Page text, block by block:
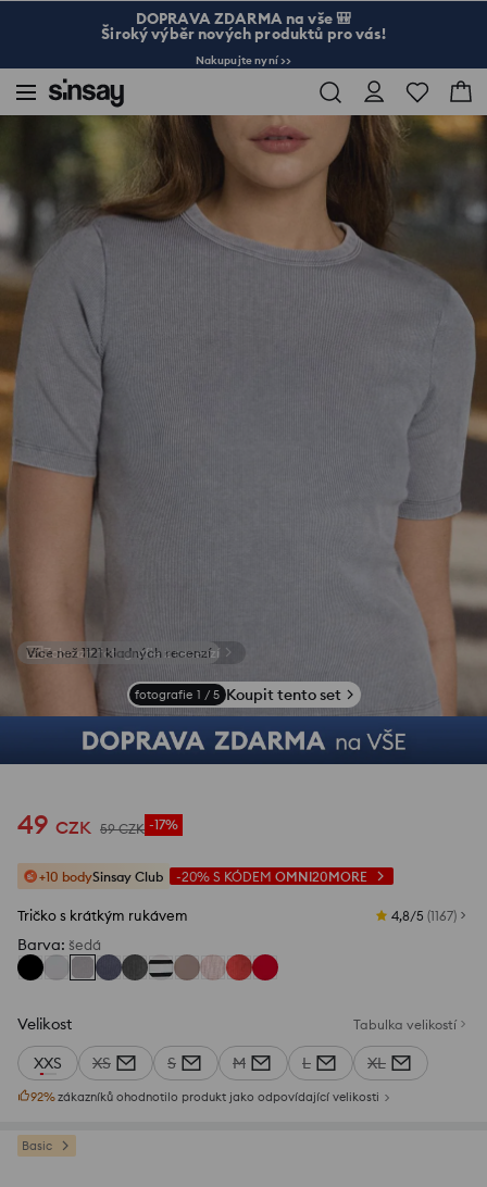
DOPRAVA ZDARMA na vše 🎒
Široký výběr nových produktů pro vás!
Nakupujte nyní >>
Tričko s krátkým rukávem
Zobrazit fotografie z recenzí
fotografie 1 / 5 Koupit tento set
49 CZK 59 CZK -17%
+10 bodySinsay Club -20% S KÓDEM OMNI20MORE
Tričko s krátkým rukávem 4,8/5 (1167)
Barva: šedá
Velikost Tabulka velikostí
XXS XS S M L XL
92%zákazníků ohodnotilo produkt jako odpovídající velikosti
Basic